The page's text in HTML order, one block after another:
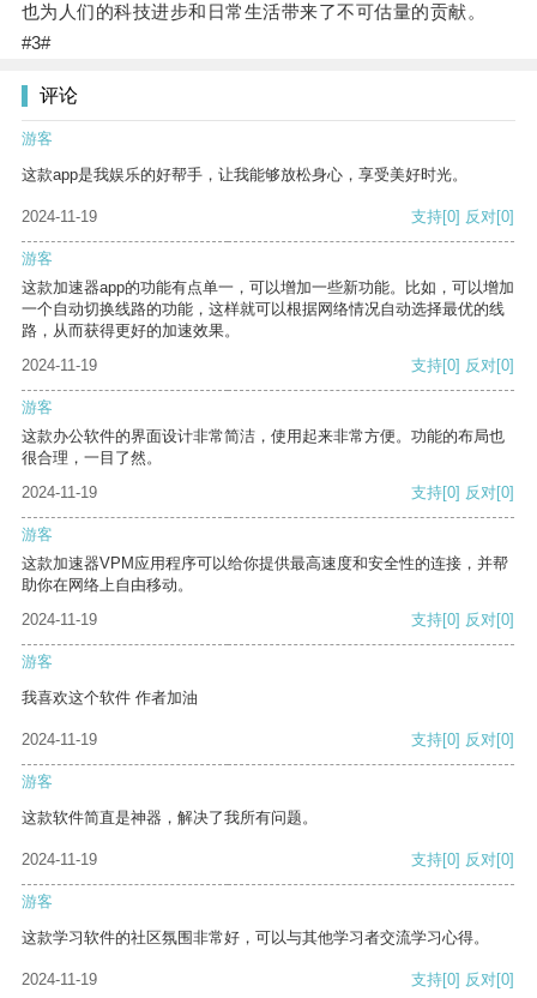
也为人们的科技进步和日常生活带来了不可估量的贡献。
#3#
评论
游客
这款app是我娱乐的好帮手，让我能够放松身心，享受美好时光。
2024-11-19 支持[0] 反对[0]
游客
这款加速器app的功能有点单一，可以增加一些新功能。比如，可以增加
一个自动切换线路的功能，这样就可以根据网络情况自动选择最优的线
路，从而获得更好的加速效果。
2024-11-19
支持[0] 反对[0]
游客
这款办公软件的界面设计非常简洁，使用起来非常方便。功能的布局也
很合理，一目了然。
2024-11-19
支持[0] 反对[0]
游客
这款加速器VPM应用程序可以给你提供最高速度和安全性的连接，并帮
助你在网络上自由移动。
2024-11-19
支持[0] 反对[0]
游客
我喜欢这个软件 作者加油
2024-11-19 支持[0] 反对[0]
游客
这款软件简直是神器，解决了我所有问题。
2024-11-19 支持[0] 反对[0]
游客
这款学习软件的社区氛围非常好，可以与其他学习者交流学习心得。
2024-11-19 支持[0] 反对[0]